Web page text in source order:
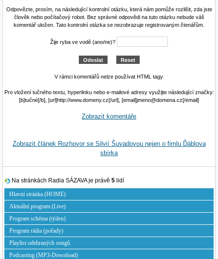
Odpovězte, prosím, na následující kontrolní otázku, která nám pomůže rozlišit, zda jste
člověk nebo počítačový robot. Bez správné odpovědi na tuto otázku nebude váš
komentář uložen. Tato kontrolní otázka se nezobrazuje registrovaným čtenářům.
Žije ryba ve vodě (ano/ne)?
V rámci komentářů nelze používat HTML tagy.
Pro vložení tučného textu, hyperlinku nebo e-mailové adresy využijte následující značky:
[b]tučné[/b], [url]http://www.domeny.cz[/url], [email]jmeno@domena.cz[/email]
Zobrazit komentáře
Zobrazit článek Rozhovor se Silvií Šuvadovou nejen o fimlu Ďáblova
sbírka
Na stránkách Radia SÁZAVA je právě 5 lidí
Hlavní stránka (HOME)
Aktuální program (Live)
Program schéma (týden)
Program rádia (pořady)
Playlist odehraných songů
Podcasting (MP3-Download)